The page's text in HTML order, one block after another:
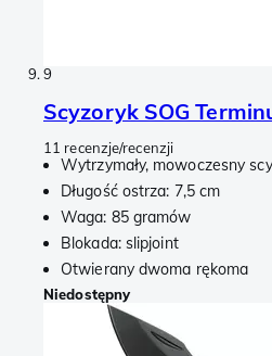
9
Scyzoryk SOG
11 recenzje/recenzji
Wytrzymały, mowoczesny
Długość ostrza: 7,5 cm
Waga: 85 gramów
Blokada: slipjoint
Otwierany dwoma rękoma
Niedostępny